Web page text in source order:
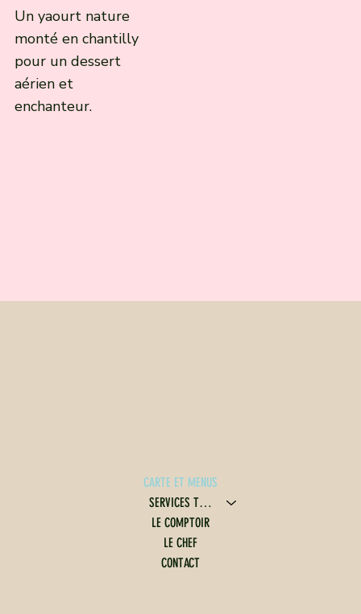
Un yaourt nature
monté en chantilly
pour un dessert
aérien et
enchanteur.
CARTE ET MENUS
SERVICES TRAITEUR
LE COMPTOIR
LE CHEF
CONTACT